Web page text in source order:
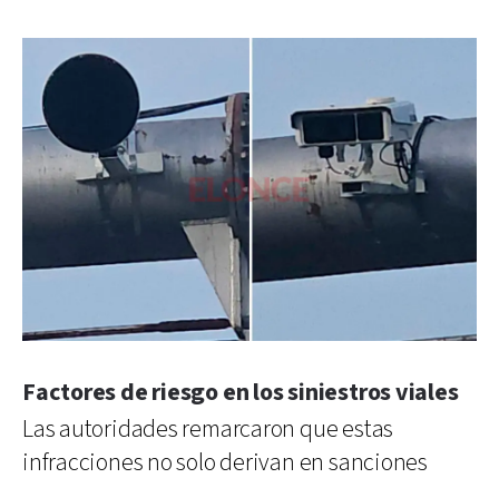
Factores de riesgo en los siniestros viales
Las autoridades remarcaron que estas
infracciones no solo derivan en sanciones